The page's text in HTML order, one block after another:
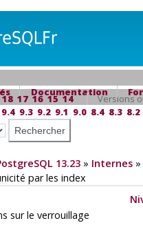
Documentation
18 17 16 15 14
Versions
9.4 9.3 9.2 9.1 9.0 8.4 8.3 8.2
13.23» Internes»
par les index
sur le verrouillage